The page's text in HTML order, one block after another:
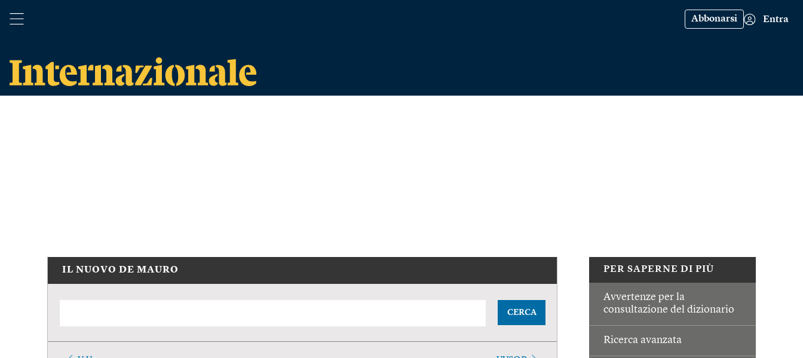
Abbonarsi Entra
PER SAPERNE DI PIÙ
Avvertenze per la
consultazione del dizionario
Ricerca avanzata
IL NUOVO DE MAURO
CERCA